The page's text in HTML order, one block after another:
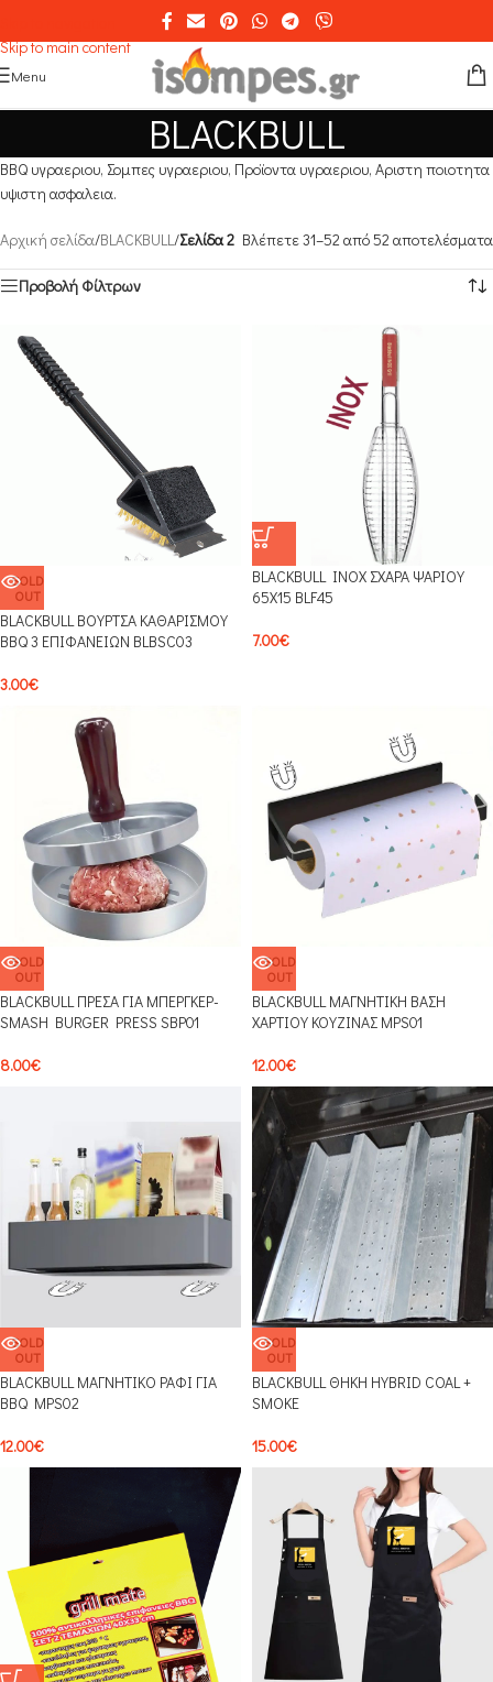
Skip to main content
Menu
BLACKBULL
BBQ υγραεριου, Σομπες υγραεριου, Προϊοντα υγραεριου, Αριστη ποιοτητα
υψιστη ασφαλεια.
Αρχική σελίδα/BLACKBULL/Σελίδα 2 Βλέπετε 31–52 από 52 αποτελέσματα
Προβολή Φίλτρων
SOLD
OUT
BLACKBULL ΒΟΥΡΤΣΑ ΚΑΘΑΡΙΣΜΟΥ
BBQ 3 ΕΠΙΦΑΝΕΙΩΝ BLBSC03
3.00€
BLACKBULL INOX ΣΧΑΡΑ ΨΑΡΙΟΥ
65Χ15 BLF45
7.00€
SOLD
OUT
BLACKBULL ΠΡΕΣΑ ΓΙΑ ΜΠΕΡΓΚΕΡ-
SMASH BURGER PRESS SBP01
8.00€
SOLD
OUT
BLACKBULL ΜΑΓΝΗΤΙΚΗ ΒΑΣΗ
ΧΑΡΤΙΟΥ ΚΟΥΖΙΝΑΣ MPS01
12.00€
SOLD
OUT
BLACKBULL ΜΑΓΝΗΤΙΚO ΡΑΦΙ ΓΙΑ
BBQ MPS02
12.00€
SOLD
OUT
BLACKBULL ΘΗΚΗ HYBRID COAL +
SMOKE
15.00€